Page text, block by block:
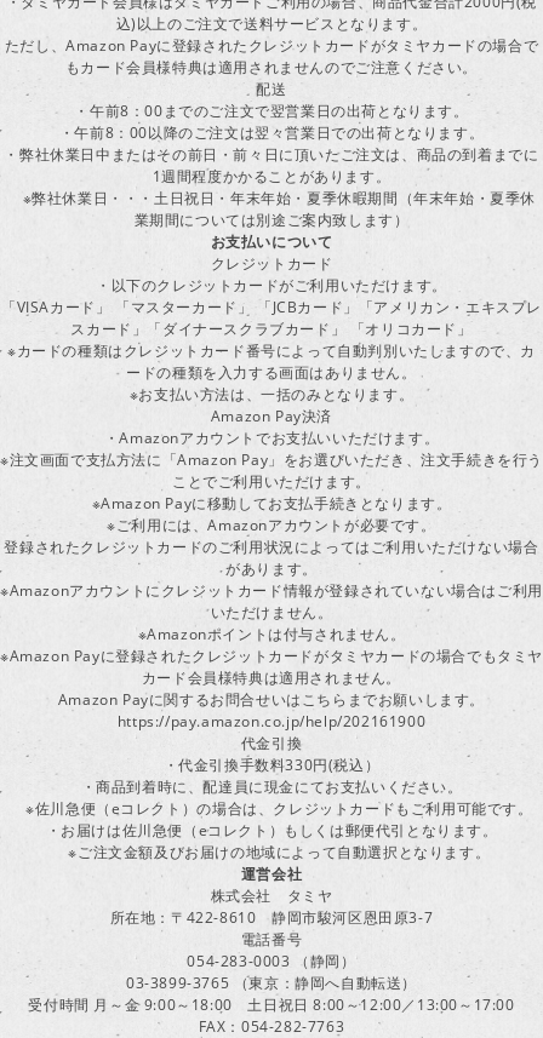
込)以上のご注文で送料サービスとなります。
ただし、Amazon Payに登録されたクレジットカードがタミヤカードの場合で
もカード会員様特典は適用されませんのでご注意ください。
配送
・午前8：00までのご注文で翌営業日の出荷となります。
・午前8：00以降のご注文は翌々営業日での出荷となります。
・弊社休業日中またはその前日・前々日に頂いたご注文は、商品の到着までに
1週間程度かかることがあります。
※弊社休業日・・・土日祝日・年末年始・夏季休暇期間（年末年始・夏季休
業期間については別途ご案内致します）
お支払いについて
クレジットカード
・以下のクレジットカードがご利用いただけます。
「VISAカード」 「マスターカード」 「JCBカード」「アメリカン・エキスプレ
スカード」「ダイナースクラブカード」 「オリコカード」
※カードの種類はクレジットカード番号によって自動判別いたしますので、カ
ードの種類を入力する画面はありません。
※お支払い方法は、一括のみとなります。
Amazon Pay決済
・Amazonアカウントでお支払いいただけます。
※注文画面で支払方法に「Amazon Pay」をお選びいただき、注文手続きを行う
ことでご利用いただけます。
※Amazon Payに移動してお支払手続きとなります。
※ご利用には、Amazonアカウントが必要です。
登録されたクレジットカードのご利用状況によってはご利用いただけない場合
があります。
※Amazonアカウントにクレジットカード情報が登録されていない場合はご利用
いただけません。
※Amazonポイントは付与されません。
※Amazon Payに登録されたクレジットカードがタミヤカードの場合でもタミヤ
カード会員様特典は適用されません。
Amazon Payに関するお問合せいはこちらまでお願いします。
https://pay.amazon.co.jp/help/202161900
代金引換
・代金引換手数料330円(税込）
・商品到着時に、配達員に現金にてお支払いください。
※佐川急便（eコレクト）の場合は、クレジットカードもご利用可能です。
・お届けは佐川急便（eコレクト）もしくは郵便代引となります。
※ご注文金額及びお届けの地域によって自動選択となります。
運営会社
株式会社 タミヤ
所在地：〒422-8610 静岡市駿河区恩田原3-7
電話番号
054-283-0003 （静岡）
03-3899-3765 （東京：静岡へ自動転送）
受付時間 月～金 9:00～18:00 土日祝日 8:00～12:00／13:00～17:00
FAX：054-282-7763